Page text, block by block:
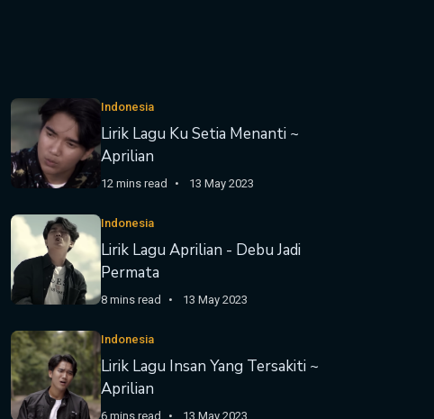
Indonesia
Lirik Lagu Ku Setia Menanti ~
Aprilian
12 mins read 13 May 2023
Indonesia
Lirik Lagu Aprilian - Debu Jadi
Permata
8 mins read 13 May 2023
Indonesia
Lirik Lagu Insan Yang Tersakiti ~
Aprilian
6 mins read 13 May 2023